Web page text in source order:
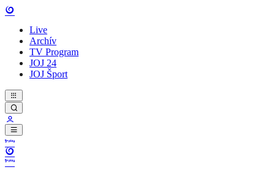
Live
Archív
TV Program
JOJ 24
JOJ Šport